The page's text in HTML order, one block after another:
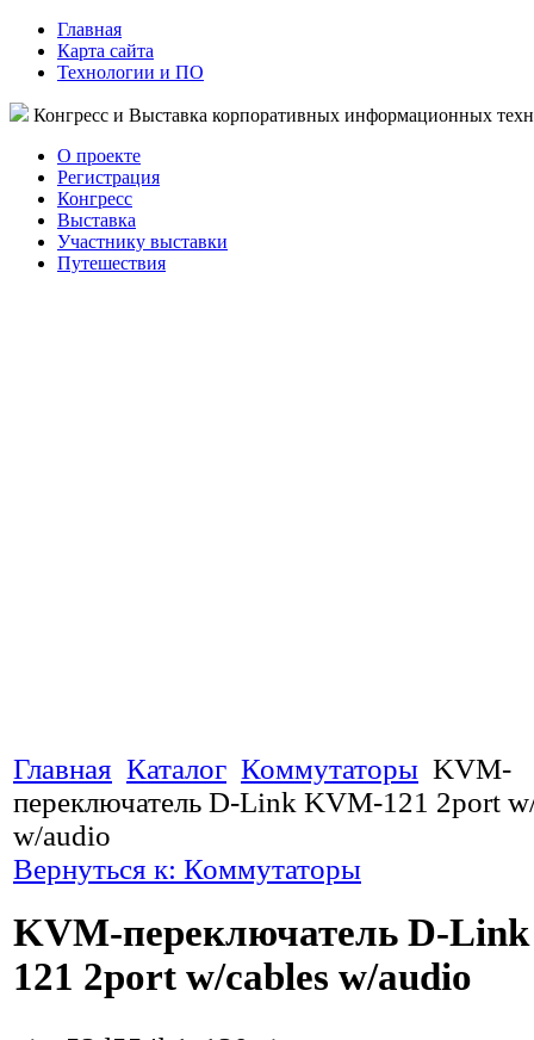
Главная
Карта сайта
Технологии и ПО
Конгресс и Выставка корпоративных информационных
О проекте
Регистрация
Конгресс
Выставка
Участнику выставки
Путешествия
Главная Каталог Коммутаторы KVM-
переключатель D-Link KVM-121 2port
w/audio
Вернуться к: Коммутаторы
KVM-переключатель D-
121 2port w/cables w/audio